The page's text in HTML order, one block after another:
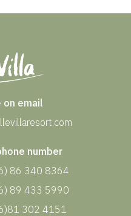
on email
number
86 340 8364
89 433 5990
302 4151